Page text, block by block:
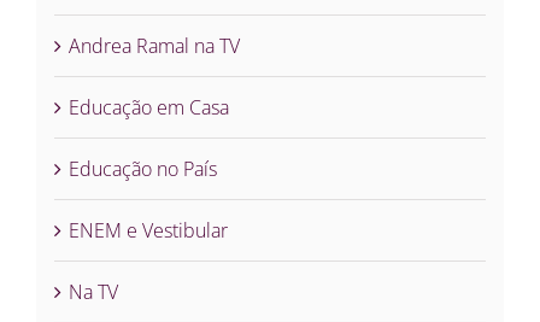
Andrea Ramal na TV
Educação em Casa
Educação no País
ENEM e Vestibular
Na TV